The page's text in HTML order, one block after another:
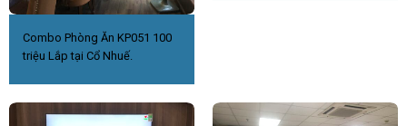
Combo Phòng Ăn KP051 100
triệu Lắp tại Cổ Nhuế.